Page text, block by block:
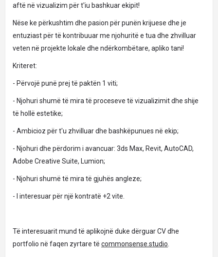
aftë në vizualizim për t'iu bashkuar ekipit!
Nëse ke përkushtim dhe pasion për punën krijuese dhe je
entuziast për të kontribuuar me njohuritë e tua dhe zhvilluar
veten në projekte lokale dhe ndërkombëtare, apliko tani!
Kriteret:
- Përvojë punë prej të paktën 1 viti;
- Njohuri shumë të mira të proceseve të vizualizimit dhe shije
të hollë estetike;
- Ambicioz për t'u zhvilluar dhe bashkëpunues në ekip;
- Njohuri dhe përdorim i avancuar: 3ds Max, Revit, AutoCAD,
Adobe Creative Suite, Lumion;
- Njohuri shumë të mira të gjuhës angleze;
- I interesuar për një kontratë +2 vite.
Të interesuarit mund të aplikojnë duke dërguar CV dhe
portfolio në faqen zyrtare të commonsense.studio